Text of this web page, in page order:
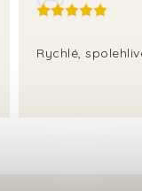
Rychlé,